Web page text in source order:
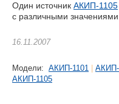
Один источник АКИП-1105
с различными
16.11.2007
Модели: АКИП-1101 АКИП-
АКИП-1105